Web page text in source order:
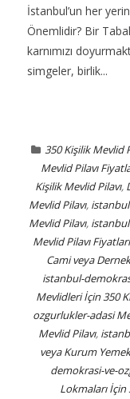
İstanbul’un her
Önemlidir? Bir
karnımızı
simgeler, birlik...
350 Kişilik Mevlid
Mevlid Pilavı
Kişilik Mevlid Pilavı,
Mevlid Pilavı,
Mevlid Pilavı,
Mevlid Pilavı Fiyatları
Cami veya
istanbul-
Mevlidleri İçin 350
ozgurlukler-adasi
Mevlid Pilavı,
veya Kurum
demokrasi-ve-
Lokmaları İçin